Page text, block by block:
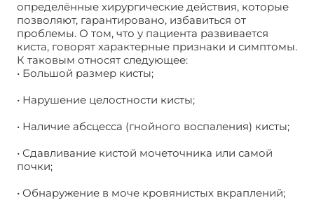
определённые хирургические действия, которые
позволяют, гарантировано, избавиться от
проблемы. О том, что у пациента развивается
киста, говорят характерные признаки и симптомы.
К таковым относят следующее:
• Большой размер кисты;
• Нарушение целостности кисты;
• Наличие абсцесса (гнойного воспаления) кисты;
• Сдавливание кистой мочеточника или самой
почки;
• Обнаружение в моче кровянистых вкраплений;